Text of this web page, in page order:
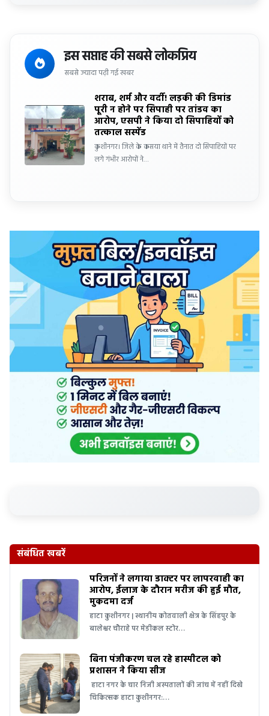
इस सप्ताह की सबसे लोकप्रिय
सबसे ज्यादा पढ़ी गई खबर
शराब, शर्म और वर्दी! लड़की की डिमांड
पूरी न होने पर सिपाही पर तांडव का
आरोप, एसपी ने किया दो सिपाहियों को
तत्काल सस्पेंड
कुशीनगर। जिले के कसया थाने में तैनात दो सिपाहियों पर
लगे गंभीर आरोपों ने…
संबंधित खबरें
परिजनों ने लगाया डाक्टर पर लापरवाही का
आरोप, ईलाज के दौरान मरीज की हुई मौत,
मुकदमा दर्ज
हाटा कुशीनगर | स्थानीय कोतवाली क्षेत्र के सिंहपुर के
बालेश्वर चौराहे पर मेडीकल स्टोर…
बिना पंजीकरण चल रहे हास्पीटल को
प्रशासन ने किया सीज
हाटा नगर के चार निजी अस्पतालों की जांच में नहीं दिखे
चिकित्सक हाटा कुशीनगर:…